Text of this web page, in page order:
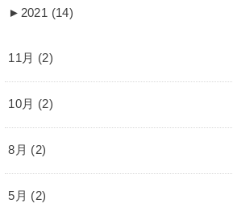
► 2021 (14)
11月 (2)
10月 (2)
8月 (2)
5月 (2)